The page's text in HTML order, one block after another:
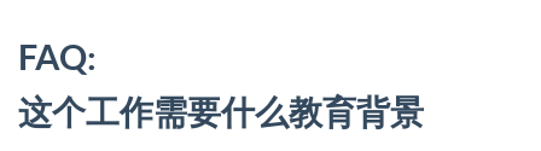
FAQ:
这个工作需要什么教育背景